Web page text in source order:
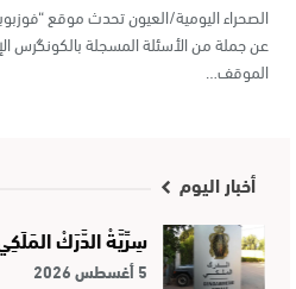
الصحراء اليومية/العيون تحدث موقع
عن جملة من الأسئلة المسجلة بالكونگرس
الموقف…
أخبار اليوم
سِرِّيَّةْ الدَّرَكْ
5 أغسطس 2026